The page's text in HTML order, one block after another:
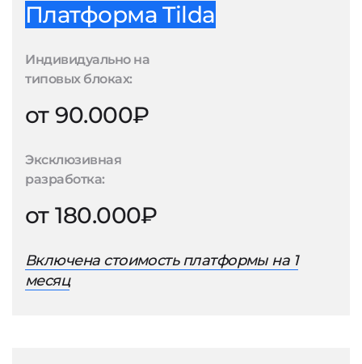
Платформа Tilda
Индивидуально на
типовых блоках:
от 90.000₽
Эксклюзивная
разработка:
от 180.000₽
Включена стоимость платформы на 1
месяц